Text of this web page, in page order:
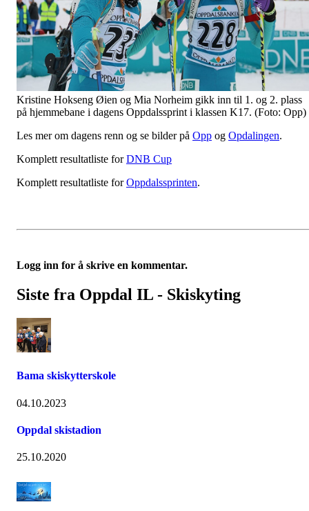
Kristine Hokseng Øien og Mia Norheim gikk inn til 1. og 2. plass
på hjemmebane i dagens Oppdalssprint i klassen K17. (Foto: Opp)
Les mer om dagens renn og se bilder på Opp og Opdalingen.
Komplett resultatliste forDNB Cup
Komplett resultatliste forOppdalssprinten.
Logg inn for å skrive en kommentar.
Siste fra Oppdal IL - Skiskyting
Bama skiskytterskole
04.10.2023
Oppdal skistadion
25.10.2020